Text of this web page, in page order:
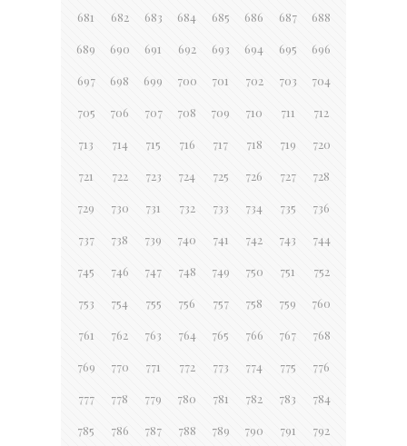
681 682 683 684 685 686 687 688
689 690 691 692 693 694 695 696
697 698 699 700 701 702 703 704
705 706 707 708 709 710 711 712
713 714 715 716 717 718 719 720
721 722 723 724 725 726 727 728
729 730 731 732 733 734 735 736
737 738 739 740 741 742 743 744
745 746 747 748 749 750 751 752
753 754 755 756 757 758 759 760
761 762 763 764 765 766 767 768
769 770 771 772 773 774 775 776
777 778 779 780 781 782 783 784
785 786 787 788 789 790 791 792